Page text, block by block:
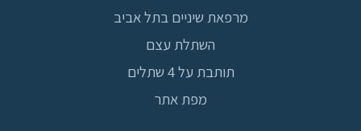
מרפאת שיניים בתל אביב
השתלת עצם
תותבת על 4 שתלים
מפת אתר